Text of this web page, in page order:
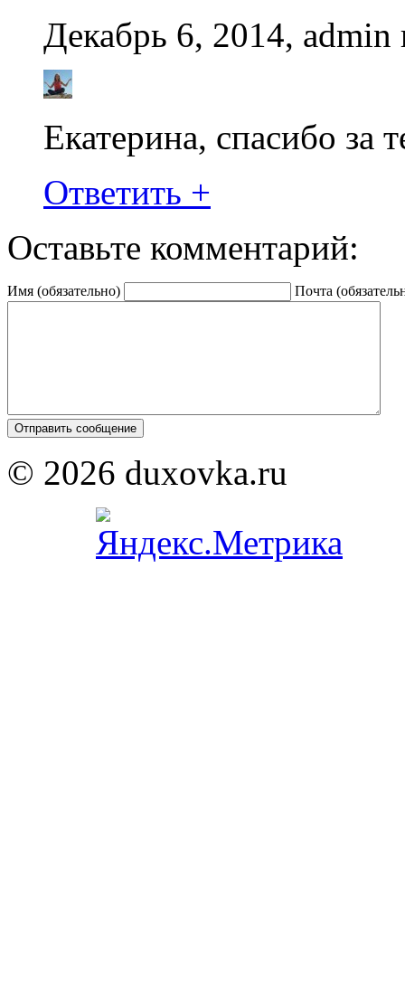
Декабрь 6, 2014,
Екатерина, спасибо за
Ответить +
Оставьте комментарий:
Имя (обязательно) Почта
© 2026 duxovka.ru